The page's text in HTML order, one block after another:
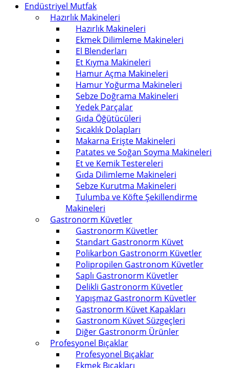
Endüstriyel Mutfak
Hazırlık Makineleri
Hazırlık Makineleri
Ekmek Dilimleme Makineleri
El Blenderları
Et Kıyma Makineleri
Hamur Açma Makineleri
Hamur Yoğurma Makineleri
Sebze Doğrama Makineleri
Yedek Parçalar
Gıda Öğütücüleri
Sıcaklık Dolapları
Makarna Erişte Makineleri
Patates ve Soğan Soyma Makineleri
Et ve Kemik Testereleri
Gıda Dilimleme Makineleri
Sebze Kurutma Makineleri
Tulumba ve Köfte Şekillendirme
Makineleri
Gastronorm Küvetler
Gastronorm Küvetler
Standart Gastronorm Küvet
Polikarbon Gastronorm Küvetler
Polipropilen Gastronom Küvetler
Saplı Gastronorm Küvetler
Delikli Gastronorm Küvetler
Yapışmaz Gastronorm Küvetler
Gastronorm Küvet Kapakları
Gastronom Küvet Süzgeçleri
Diğer Gastronorm Ürünler
Profesyonel Bıçaklar
Profesyonel Bıçaklar
Ekmek Bıçakları